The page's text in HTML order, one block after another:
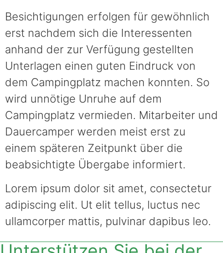
Besichtigungen erfolgen für gewöhnlich
erst nachdem sich die Interessenten
anhand der zur Verfügung gestellten
Unterlagen einen guten Eindruck von
dem Campingplatz machen konnten. So
wird unnötige Unruhe auf dem
Campingplatz vermieden. Mitarbeiter und
Dauercamper werden meist erst zu
einem späteren Zeitpunkt über die
beabsichtigte Übergabe informiert.
Lorem ipsum dolor sit amet, consectetur
adipiscing elit. Ut elit tellus, luctus nec
ullamcorper mattis, pulvinar dapibus leo.